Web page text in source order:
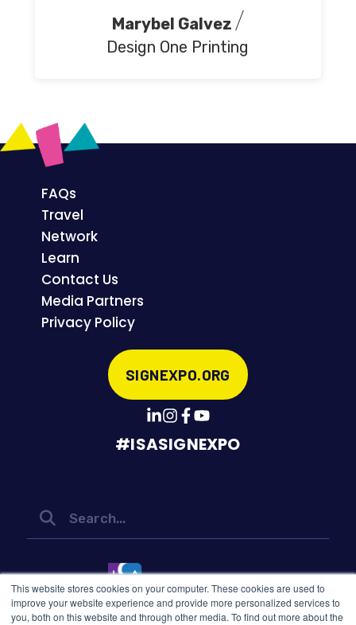
This website stores cookies on your computer. These cookies are used to
improve your website experience and provide more personalized services to
you, both on this website and through other media. To find out more about the
Marybel Galvez
Design One Printing
FAQs
Travel
Network
Learn
Contact Us
Media Partners
Privacy Policy
SIGNEXPO.ORG
#ISASIGNEXPO